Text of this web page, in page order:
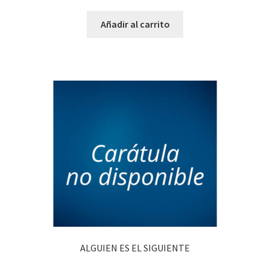
Añadir al carrito
ALGUIEN ES EL SIGUIENTE